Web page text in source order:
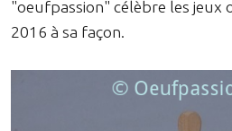
"oeufpassion" célèbre les jeux
2016 à sa façon.